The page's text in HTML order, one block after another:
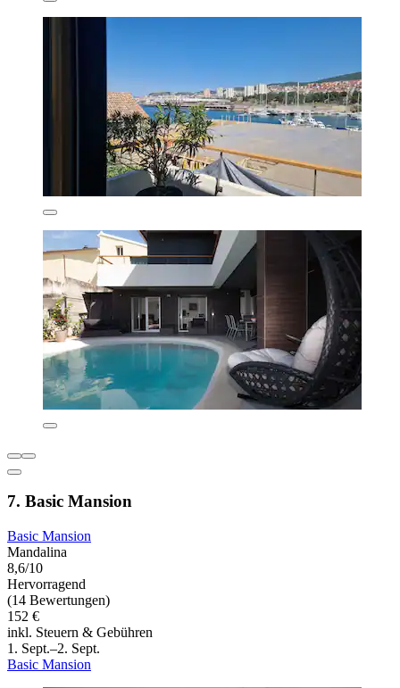
7. Basic Mansion
Basic Mansion
Mandalina
8,6/10
Hervorragend
(14 Bewertungen)
152 €
inkl. Steuern & Gebühren
1. Sept.–2. Sept.
Basic Mansion